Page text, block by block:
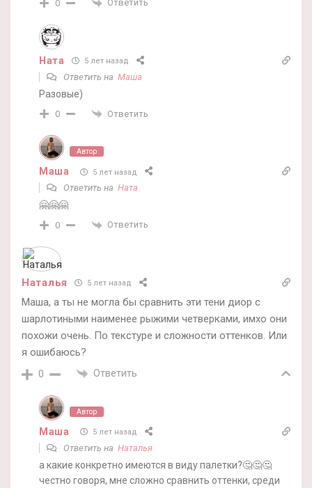
0 Ответить
Ната 5 лет назад
Ответить на Маша
Разовые)
0 Ответить
Автор
Маша 5 лет назад
Ответить на Ната
🤗🤗🤗
0 Ответить
Наталья 5 лет назад
Маша, а ты не могла бы сравнить эти тени диор с
шарлотиными наименее рыжими четверками, имхо они
похожи очень. По текстуре и сложности оттенков. Или
я ошибаюсь?
0 Ответить
Автор
Маша 5 лет назад
Ответить на Наталья
а какие конкретно имеются в виду палетки?🤔🤔🤔
честно говоря, мне сложно сравнить оттенки, среди